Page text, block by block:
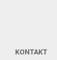
KONTAKT